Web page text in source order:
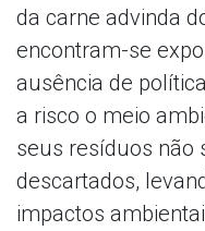
da carne advinda
encontram-se
ausência de
a risco o meio
seus resíduos não
descartados,
impactos